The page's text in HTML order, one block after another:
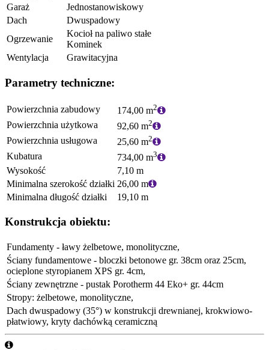
Garaż
Jednostanowiskowy
Dach
Dwuspadowy
Ogrzewanie
Kocioł na paliwo stałe
Kominek
Wentylacja
Grawitacyjna
Parametry techniczne:
Powierzchnia zabudowy 174,00 m2
Powierzchnia użytkowa 92,60 m2
Powierzchnia usługowa 25,60 m2
Kubatura 734,00 m3
Wysokość
7,10 m
Minimalna szerokość działki 26,00 m
Minimalna długość działki
19,10 m
Konstrukcja obiektu:
Fundamenty - ławy żelbetowe, monolityczne,
Ściany fundamentowe - bloczki betonowe gr. 38cm oraz 25cm,
ocieplone styropianem XPS gr. 4cm,
Ściany zewnętrzne - pustak Porotherm 44 Eko+ gr. 44cm
Stropy: żelbetowe, monolityczne,
Dach dwuspadowy (35°) w konstrukcji drewnianej, krokwiowo-
płatwiowy, kryty dachówką ceramiczną